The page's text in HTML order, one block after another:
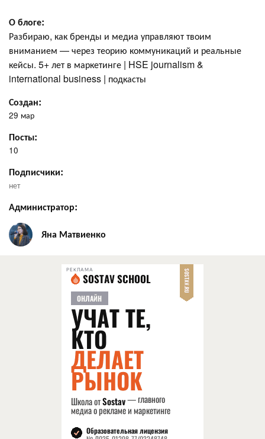
О блоге:
Разбираю, как бренды и медиа управляют твоим
вниманием — через теорию коммуникаций и реальные
кейсы. 5+ лет в маркетинге | HSE journalism &
international business | подкасты
Создан:
29 мар
Посты:
10
Подписчики:
нет
Администратор:
Яна Матвиенко
РЕКЛАМА